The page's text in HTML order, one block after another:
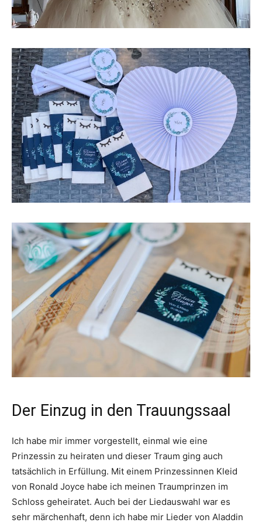
Der Einzug in den Trauungssaal
Ich habe mir immer vorgestellt, einmal wie eine
Prinzessin zu heiraten und dieser Traum ging auch
tatsächlich in Erfüllung. Mit einem Prinzessinnen Kleid
von Ronald Joyce habe ich meinen Traumprinzen im
Schloss geheiratet. Auch bei der Liedauswahl war es
sehr märchenhaft, denn ich habe mir Lieder von Aladdin